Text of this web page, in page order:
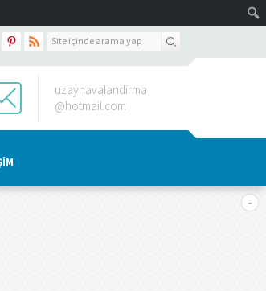
uzayhavalandirma
@hotmail.com